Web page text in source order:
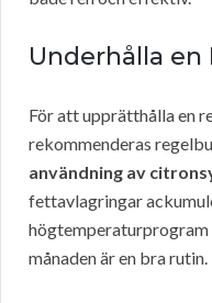
Underhålla en
För att upprätthålla en
rekommenderas
användning av
fettavlagringar
högtemperaturprogram
månaden är en bra rutin.